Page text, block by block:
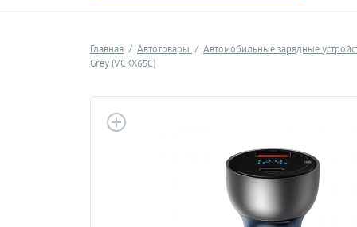
Главная Автотовары
Автомобильные зарядные
Grey (VCKX65C)